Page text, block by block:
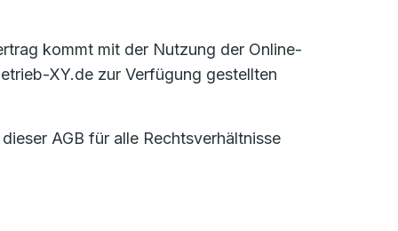
kommt mit der Nutzung der Online-
XY.de zur Verfügung gestellten
AGB für alle Rechtsverhältnisse